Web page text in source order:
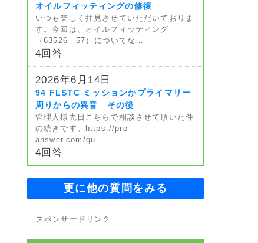
オイルフィッティングの修復
いつも楽しく拝見させていただいておりま
す。今回は、オイルフィッティング
（63526—57）についてな…
4回答
2026年6月14日
94 FLSTC ミッションかプライマリー
周りからの異音 その後
管理人様先日こちらで相談させて頂いた件
の続きです。https://pro-
answer.com/qu…
4回答
更に他の質問をみる
スポンサードリンク